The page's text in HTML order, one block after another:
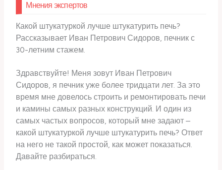
Мнения экспертов
Какой штукатуркой лучше штукатурить печь?
Рассказывает Иван Петрович Сидоров, печник с
30-летним стажем.
Здравствуйте! Меня зовут Иван Петрович
Сидоров, я печник уже более тридцати лет. За это
время мне довелось строить и ремонтировать печи
и камины самых разных конструкций. И один из
самых частых вопросов, который мне задают –
какой штукатуркой лучше штукатурить печь? Ответ
на него не такой простой, как может показаться.
Давайте разбираться.